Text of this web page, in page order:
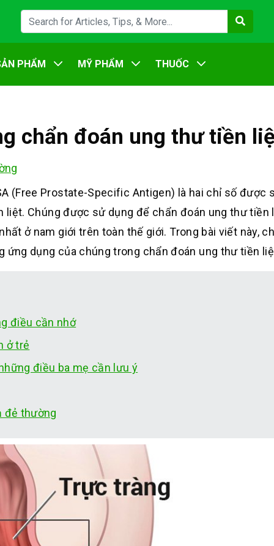
PHẨM MỸ PHẨM THUỐC
chẩn đoán ung thư tiền
(Free Prostate-Specific Antigen) là hai chỉ số được
Chúng được sử dụng để chẩn đoán ung thư tiền
ở nam giới trên toàn thế giới. Trong bài viết này,
ứng dụng của chúng trong chẩn đoán ung thư tiền
điều cần nhớ
ở trẻ
điều ba mẹ cần lưu ý
đẻ thường